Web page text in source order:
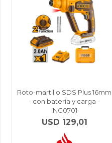
Roto-martillo SDS Plus 16mm
- con batería y carga -
ING0701
USD 129,01